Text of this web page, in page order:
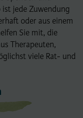
jede Zuwendung
oder aus einem
Sie mit, die
Therapeuten,
viele Rat- und